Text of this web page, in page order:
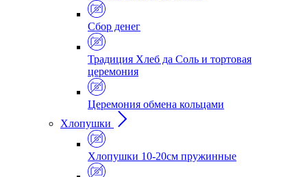
Сбор денег
Традиция Хлеб да Соль и тортовая
церемония
Церемония обмена кольцами
Хлопушки
Хлопушки 10-20см пружинные